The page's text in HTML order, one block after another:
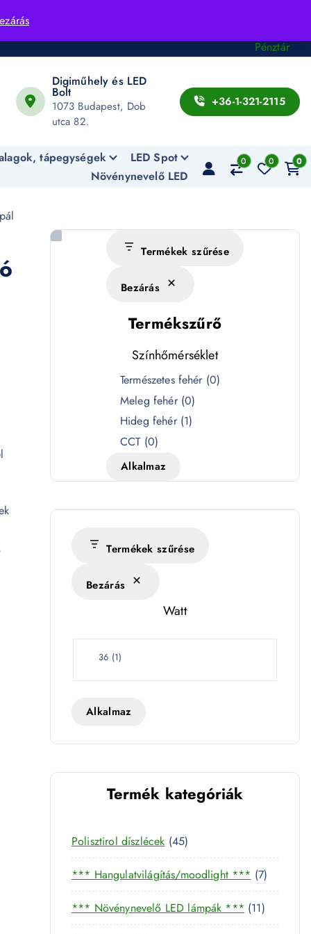
Pénztár
Digiműhely és LED
Bolt
1073 Budapest, Dob
utca 82.
+36-1-321-2115
tápegységek
LED Spot
Növénynevelő LED
0 0 0
Termékek szűrése
Bezárás
Termékszűrő
Színhőmérséklet
é
s
k
Természetes fehér (0)
Meleg fehér (0)
Hideg fehér (1)
CCT (0)
Alkalmaz
Termékek szűrése
Bezárás
Watt
W
t
36 (1)
Alkalmaz
Termék kategóriák
Polisztirol díszlécek 454
5
t
e
r
*** Hangulatvilágítás/moodlight *** 77
t
e
r
*** Növénynevelő LED lámpák *** 111
1